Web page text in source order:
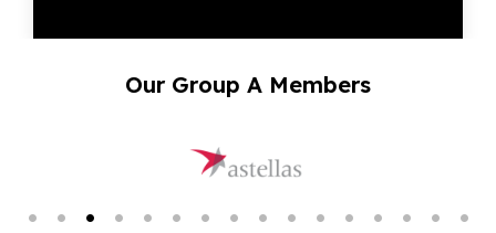
Our Group A Members